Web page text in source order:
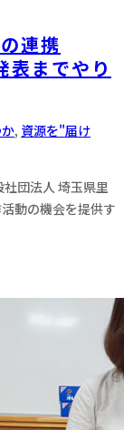
連携
までやり
, 資源を"届け
団法人 埼玉県里
動の機会を提供す